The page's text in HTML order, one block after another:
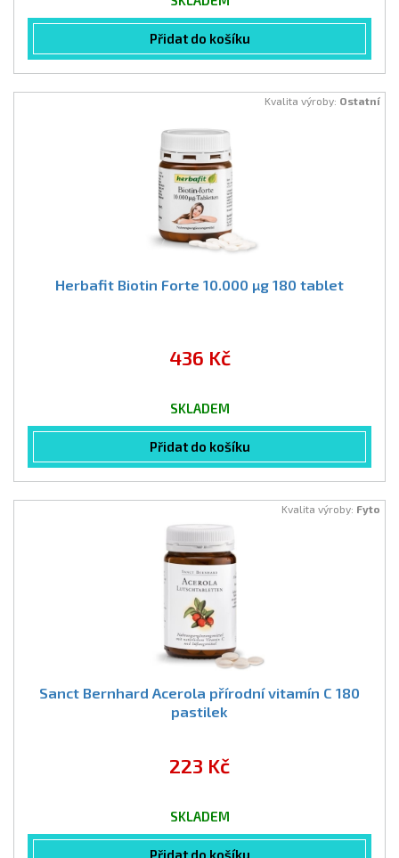
Přidat do košíku
Kvalita výroby: Ostatní
Herbafit Biotin Forte 10.000 µg 180 tablet
436 Kč
SKLADEM
Přidat do košíku
Kvalita výroby: Fyto
Sanct Bernhard Acerola přírodní vitamín C 180
pastilek
223 Kč
SKLADEM
Přidat do košíku